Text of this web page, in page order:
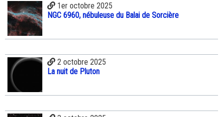
1er octobre 2025
NGC 6960, nébuleuse du Balai de Sorcière
2 octobre 2025
La nuit de Pluton